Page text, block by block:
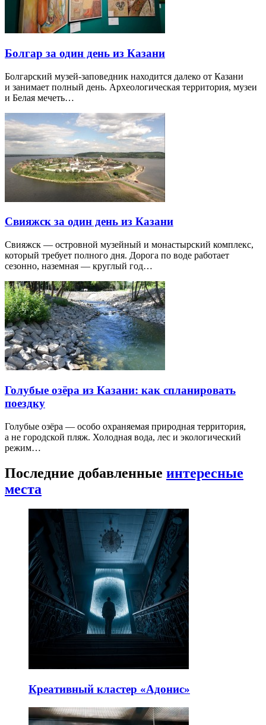
Болгар за один день из Казани
Болгарский музей-заповедник находится далеко от Казани
и занимает полный день. Археологическая территория, музеи
и Белая мечеть…
Свияжск за один день из Казани
Свияжск — островной музейный и монастырский комплекс,
который требует полного дня. Дорога по воде работает
сезонно, наземная — круглый год…
Голубые озёра из Казани: как спланировать
поездку
Голубые озёра — особо охраняемая природная территория,
а не городской пляж. Холодная вода, лес и экологический
режим…
Последние добавленные интересные
места
Креативный кластер «Адонис»